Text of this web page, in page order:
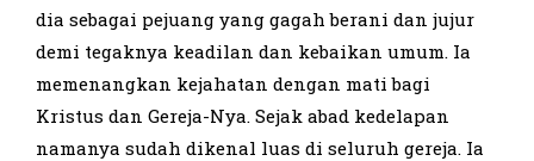
dia sebagai pejuang yang gagah berani dan jujur
demi tegaknya keadilan dan kebaikan umum. Ia
memenangkan kejahatan dengan mati bagi
Kristus dan Gereja-Nya. Sejak abad kedelapan
namanya sudah dikenal luas di seluruh gereja. Ia